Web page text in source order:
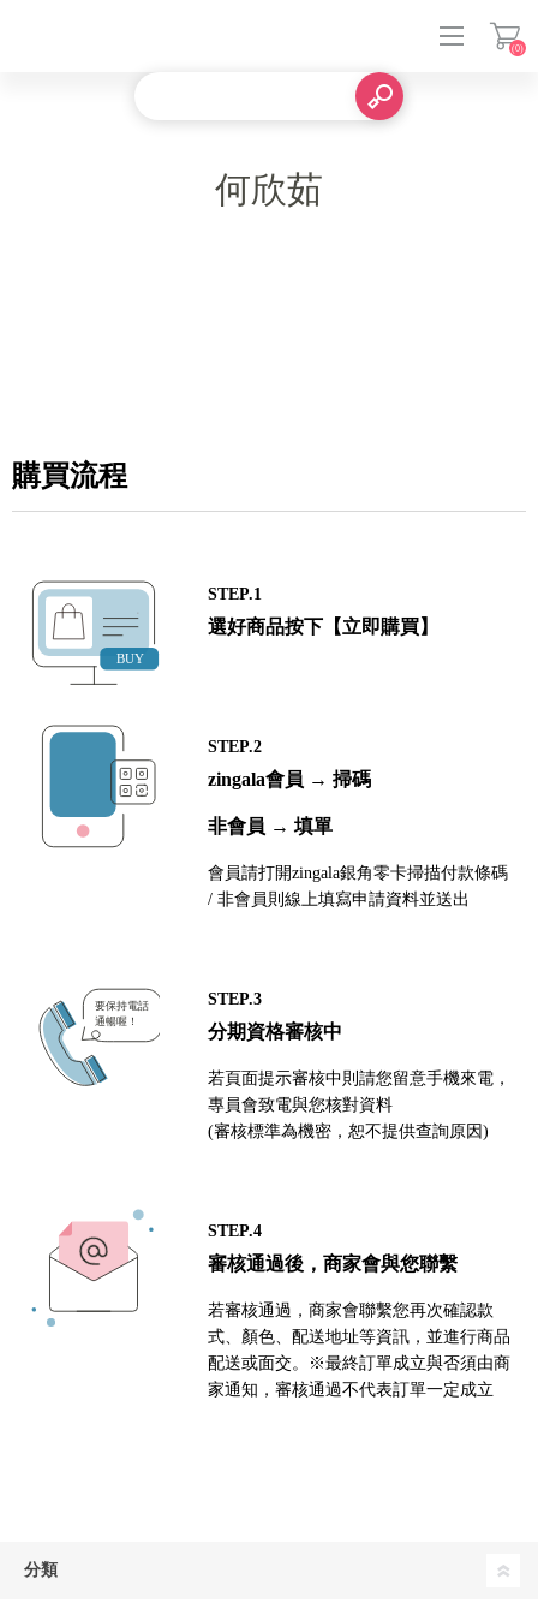
(0)
何欣茹
購買流程
STEP.1
選好商品按下【立即購買】
STEP.2
zingala會員 → 掃碼
非會員 → 填單
會員請打開zingala銀角零卡掃描付款條碼
/ 非會員則線上填寫申請資料並送出
STEP.3
分期資格審核中
若頁面提示審核中則請您留意手機來電，
專員會致電與您核對資料
(審核標準為機密，恕不提供查詢原因)
STEP.4
審核通過後，商家會與您聯繫
若審核通過，商家會聯繫您再次確認款
式、顏色、配送地址等資訊，並進行商品
配送或面交。※最終訂單成立與否須由商
家通知，審核通過不代表訂單一定成立
分類